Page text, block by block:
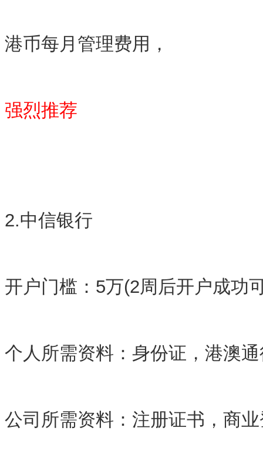
港币每月管理费用，
强烈推荐
2.中信银行
开户门槛：5万(2周后开户成功
个人所需资料：身份证，港澳
公司所需资料：注册证书，商